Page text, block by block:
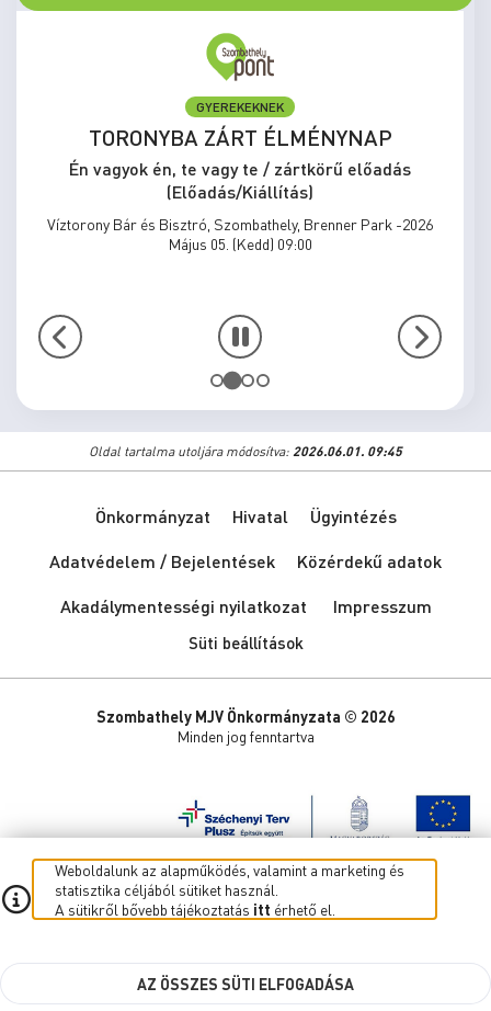
GYEREKEKNEK
TORONYBA ZÁRT ÉLMÉNYNAP
Én vagyok én, te vagy te / zártkörű előadás
(Előadás/Kiállítás)
Víztorony Bár és Bisztró, Szombathely, Brenner Park -2026
Május 05. (Kedd) 09:00
Oldal tartalma utoljára módosítva: 2026.06.01. 09:45
Önkormányzat Hivatal
Ügyintézés
Adatvédelem / Bejelentések
Közérdekű adatok
Akadálymentességi nyilatkozat
Impresszum
Süti beállítások
Szombathely MJV Önkormányzata © 2026
Minden jog fenntartva
Weboldalunk az alapműködés, valamint a marketing és
statisztika céljából sütiket használ.
A sütikről bővebb tájékoztatás itt érhető el.
AZ ÖSSZES SÜTI ELFOGADÁSA